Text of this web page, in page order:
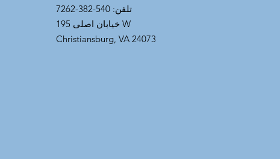
تلفن: 540-382-7262
خیابان اصلی 195 W
Christiansburg, VA 24073